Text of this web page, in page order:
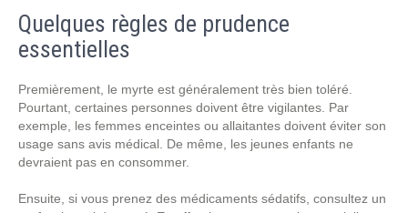
Quelques règles de prudence
essentielles
Premièrement, le myrte est généralement très bien toléré.
Pourtant, certaines personnes doivent être vigilantes. Par
exemple, les femmes enceintes ou allaitantes doivent éviter son
usage sans avis médical. De même, les jeunes enfants ne
devraient pas en consommer.
Ensuite, si vous prenez des médicaments sédatifs, consultez un